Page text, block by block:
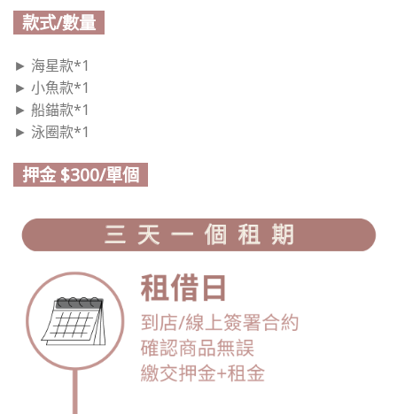
款式/數量
► 海星款*1
► 小魚款*1
► 船錨款*1
► 泳圈款*1
押金 $300/單個